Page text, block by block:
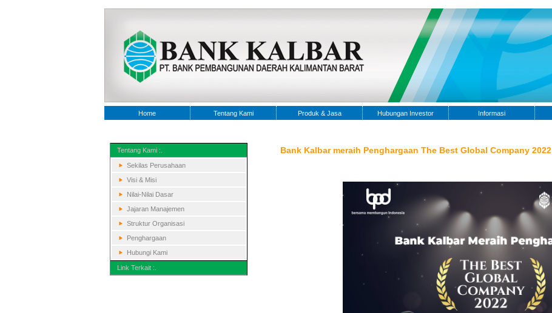
Home Tentang Kami Produk & Jasa Hubungan Investor Informasi
Tentang Kami :.
Sekilas Perusahaan
Visi & Misi
Nilai-Nilai Dasar
Jajaran Manajemen
Struktur Organisasi
Penghargaan
Hubungi Kami
Link Terkait :.
Bank Kalbar meraih Penghargaan The Best Global Company 2022